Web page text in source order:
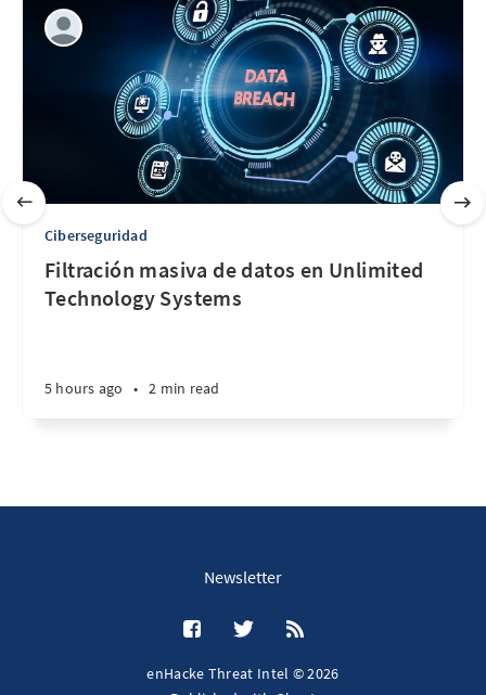
Ciberseguridad
Filtración masiva de datos en Unlimited
Technology Systems
5 hours ago • 2 min read
Newsletter
enHacke Threat Intel © 2026